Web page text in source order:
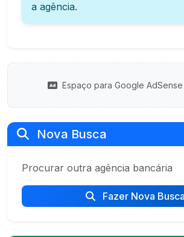
a agência.
Espaço para Google
Nova Busca
Procurar outra agência bancária
Fazer Nova Busca